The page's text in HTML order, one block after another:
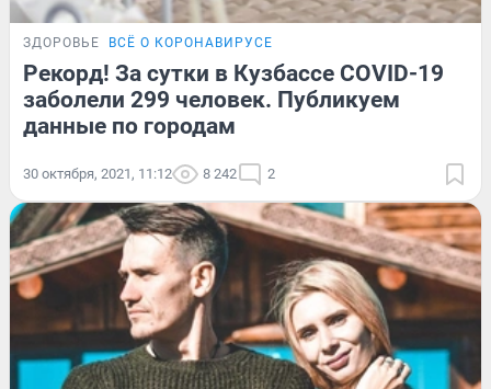
ЗДОРОВЬЕ ВСЁ О КОРОНАВИРУСЕ
Рекорд! За сутки в Кузбассе COVID-19
заболели 299 человек. Публикуем
данные по городам
30 октября, 2021, 11:12 8 242 2